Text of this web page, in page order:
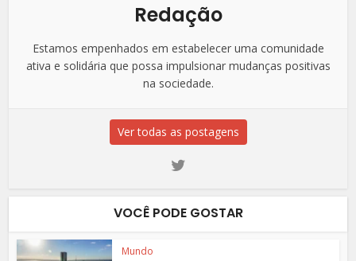
Redação
Estamos empenhados em estabelecer uma comunidade
ativa e solidária que possa impulsionar mudanças positivas
na sociedade.
Ver todas as postagens
VOCÊ PODE GOSTAR
Mundo